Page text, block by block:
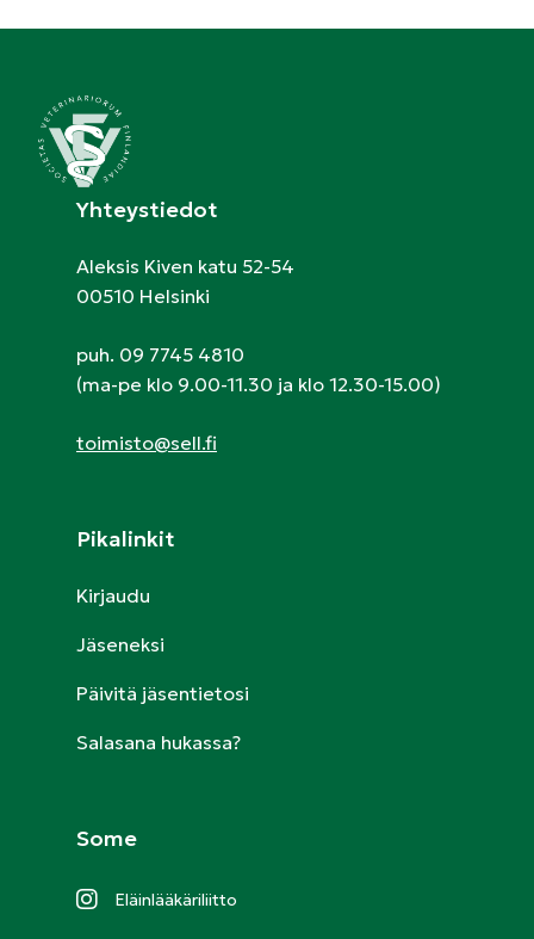
Yhteystiedot
Aleksis Kiven katu 52-54
00510 Helsinki
puh. 09 7745 4810
(ma-pe klo 9.00-11.30 ja klo 12.30-15.00)
toimisto@sell.fi
Pikalinkit
Kirjaudu
Jäseneksi
Päivitä jäsentietosi
Salasana hukassa?
Some
Eläinlääkäriliitto